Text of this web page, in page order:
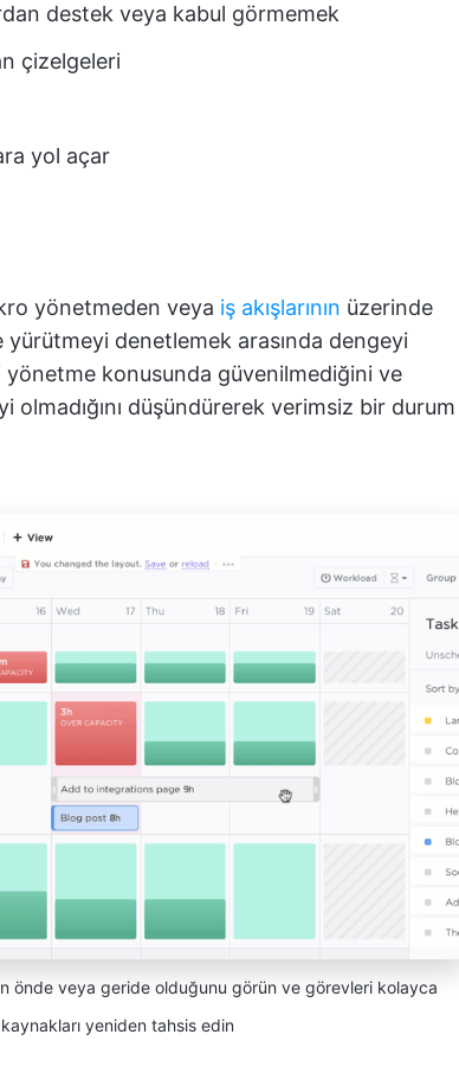
destek veya kabul görmemek
çizelgeleri
yol açar
yönetmeden veya iş akışlarının üzerinde
denetlemek arasında dengeyi
konusunda güvenilmediğini ve
düşündürerek verimsiz bir durum
önde veya geride olduğunu görün ve görevleri kolayca
yeniden tahsis edin